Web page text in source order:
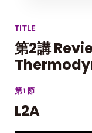
TITLE
第2講
第1節
L2A